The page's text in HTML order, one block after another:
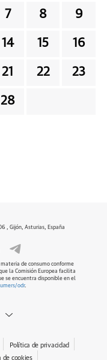
7 8 9
14 15 16
21 22 23
28
, Gijón, Asturias, España
de consumo conforme
la Comisión Europea facilita
se encuentra disponible en el
odr.
Política de privacidad
de cookies